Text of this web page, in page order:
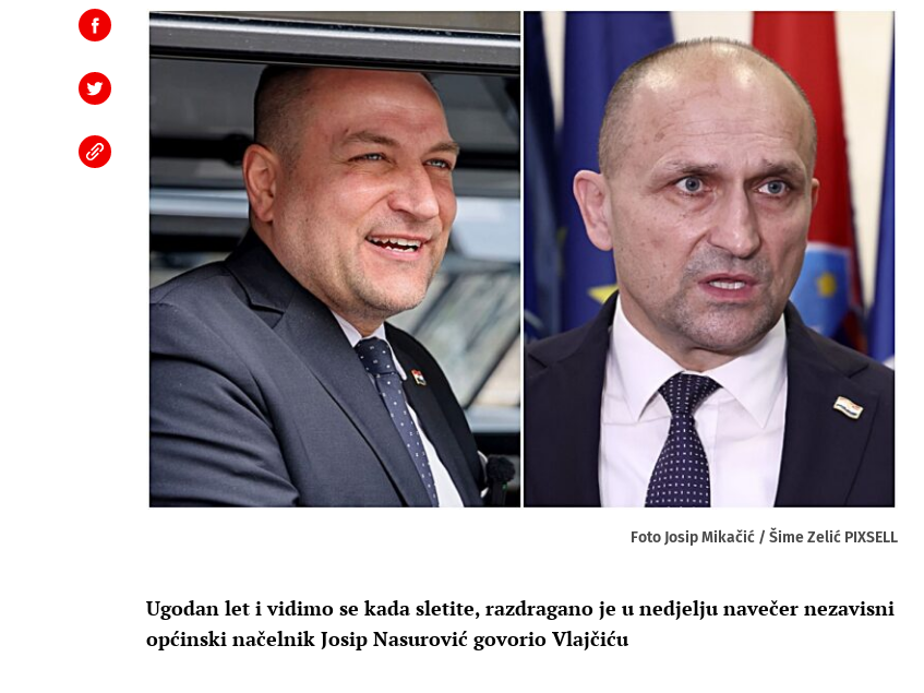
Foto Josip Mikačić / Šime Zelić PIXSELL
Ugodan let i vidimo se kada sletite, razdragano je u nedjelju navečer nezavisni
općinski načelnik Josip Nasurović govorio Vlajčiću